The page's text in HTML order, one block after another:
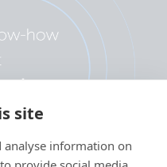
site
analyse information on